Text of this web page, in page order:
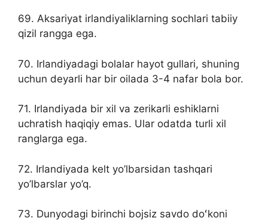
69. Aksariyat irlandiyaliklarning sochlari tabiiy
qizil rangga ega.
70. Irlandiyadagi bolalar hayot gullari, shuning
uchun deyarli har bir oilada 3-4 nafar bola bor.
71. Irlandiyada bir xil va zerikarli eshiklarni
uchratish haqiqiy emas. Ular odatda turli xil
ranglarga ega.
72. Irlandiyada kelt yo’lbarsidan tashqari
yo’lbarslar yo’q.
73. Dunyodagi birinchi bojsiz savdo doʻkoni